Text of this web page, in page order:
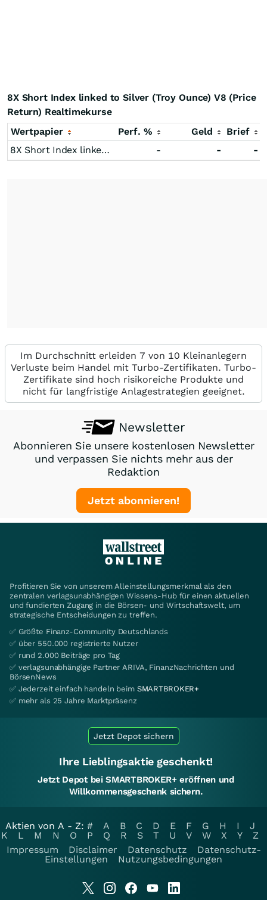
8X Short Index linked to Silver (Troy Ounce) V8 (Price
Return) Realtimekurse
Wertpapier
Perf. % Geld
Brief
8X Short Index linked to Silver (Troy Ounce) V8 (Price Return)
- - -
Im Durchschnitt erleiden 7 von 10 Kleinanlegern
Verluste beim Handel mit Turbo-Zertifikaten. Turbo-
Zertifikate sind hoch risikoreiche Produkte und
nicht für langfristige Anlagestrategien geeignet.
Newsletter
Abonnieren Sie unsere kostenlosen Newsletter
und verpassen Sie nichts mehr aus der
Redaktion
Jetzt abonnieren!
Profitieren Sie von unserem Alleinstellungsmerkmal als den
zentralen verlagsunabhängigen Wissens-Hub für einen aktuellen
und fundierten Zugang in die Börsen- und Wirtschaftswelt, um
strategische Entscheidungen zu treffen.
✅ Größte Finanz-Community Deutschlands
✅ über 550.000 registrierte Nutzer
✅ rund 2.000 Beiträge pro Tag
✅ verlagsunabhängige Partner ARIVA, FinanzNachrichten und
BörsenNews
✅ Jederzeit einfach handeln beim SMARTBROKER+
✅ mehr als 25 Jahre Marktpräsenz
Jetzt Depot sichern
Ihre Lieblingsaktie geschenkt!
Jetzt Depot bei SMARTBROKER+ eröffnen und
Willkommensgeschenk sichern.
Aktien von A - Z: # A B C D E F G H I
J
K
L M N O P Q R S T U V W X Y
Z
Impressum
Disclaimer Datenschutz
Datenschutz-
Einstellungen
Nutzungsbedingungen